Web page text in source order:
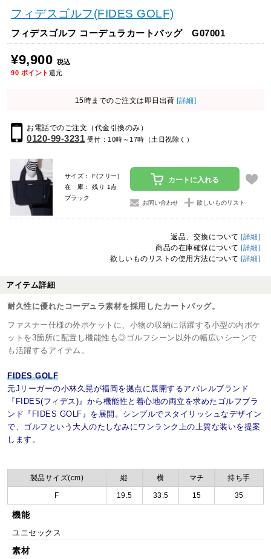
フィデスゴルフ(FIDES GOLF)
フィデスゴルフ コーデュラカートバッグ G07001
¥9,900 税込
90 ポイント 還元
15時までのご注文は即日出荷 [詳細]
お電話でのご注文（代金引換のみ）
0120-99-3231 受付：10時～17時（土日祝除く）
サイズ： F(フリー)
在 庫： 残り 1点
ブラック
カートに入れる
お問い合わせ 欲しいものリスト
返品、交換について [詳細]
商品の在庫確保について [詳細]
欲しいものリストの使用方法について [詳細]
アイテム詳細
耐久性に優れたコーデュラ素材を採用したカートバッグ。
ファスナー仕様の外ポケットに、小物の収納に活躍する小型の内ポケ
ットを3箇所に配置し機能性も◎ゴルフシーン以外の幅広いシーンで
も活躍するアイテム。
FIDES GOLF
元Jリーガーの小林久晃が福岡を拠点に展開するアパレルブランド
『FIDES(フィデス)』から機能性と着心地の両立を求めたゴルフブラ
ンド『FIDES GOLF』を展開。シンプルでスタイリッシュなデザイン
で、ゴルフという大人のたしなみにワンランク上の上質な装いを提案
します。
製品サイズ(cm) 縦 横 マチ 持ち手
F 19.5 33.5 15 35
機能
ユニセックス
素材